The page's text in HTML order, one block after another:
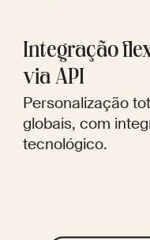
Integração
via API
Personalização
globais, com
tecnológico.